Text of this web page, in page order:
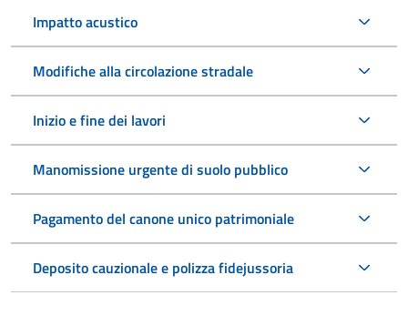
Impatto acustico
Modifiche alla circolazione stradale
Inizio e fine dei lavori
Manomissione urgente di suolo pubblico
Pagamento del canone unico patrimoniale
Deposito cauzionale e polizza fidejussoria